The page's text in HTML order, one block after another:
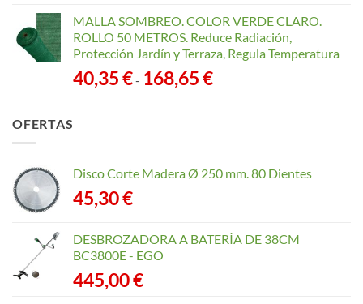
MALLA SOMBREO. COLOR VERDE CLARO.
ROLLO 50 METROS. Reduce Radiación,
Protección Jardín y Terraza, Regula Temperatura
40,35€- 168,65€Rango
168,65 €
OFERTAS
Disco Corte Madera Ø 250 mm. 80 Dientes
45,30€
DESBROZADORA A BATERÍA DE 38CM
BC3800E - EGO
445,00€